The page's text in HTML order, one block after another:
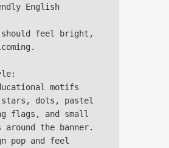
English
should feel bright,
motifs
dots, pastel
flags, and small
around the banner.
pop and feel